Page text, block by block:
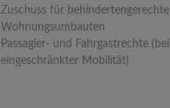
Zuschuss für behindertengerechte
Wohnungsumbauten
Passagier- und Fahrgastrechte (bei
eingeschränkter Mobilität)